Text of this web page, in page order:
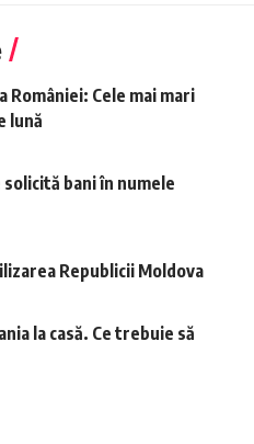
României: Cele mai mari
lună
bani în numele
Republicii Moldova
la casă. Ce trebuie să